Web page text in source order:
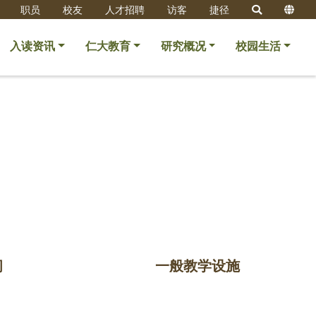
职员 校友 人才招聘 访客 捷径
入读资讯 仁大教育 研究概况 校园生活
一般教学设施